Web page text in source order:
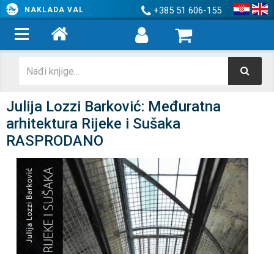
NAKLADA VAL +385 51 606-155
Julija Lozzi Barković: Međuratna
arhitektura Rijeke i Sušaka
RASPRODANO